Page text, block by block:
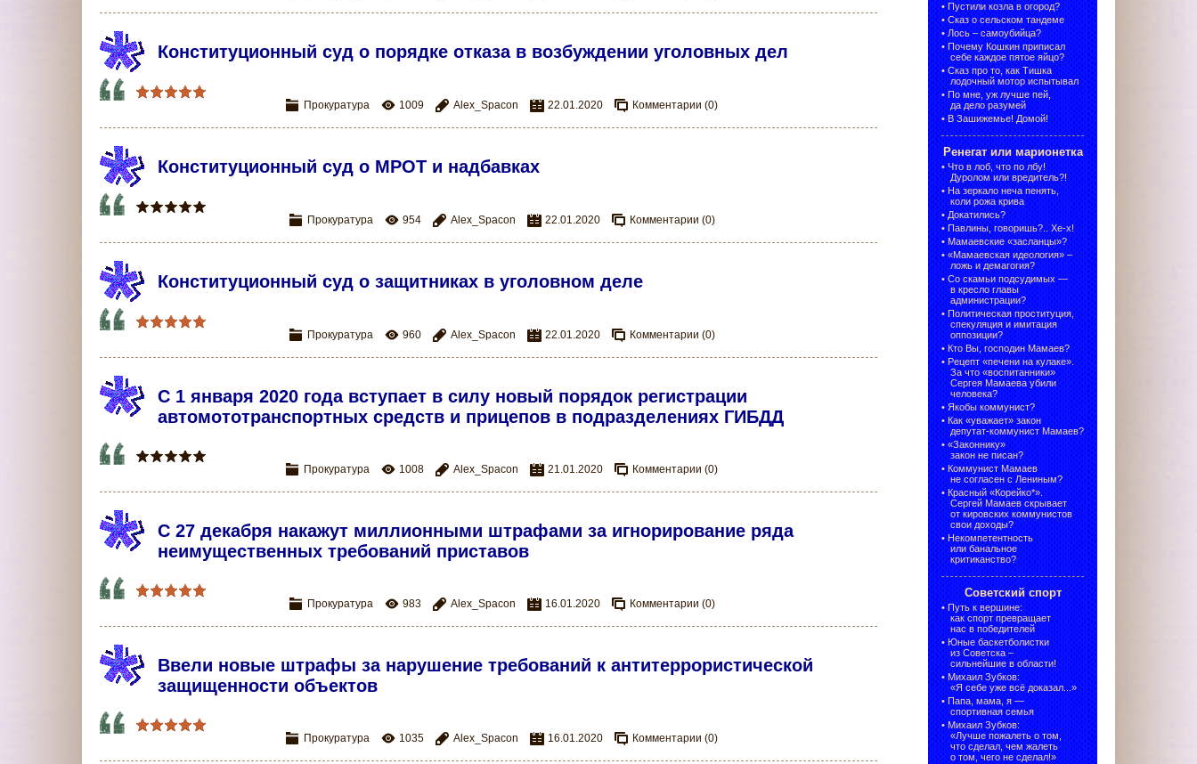
Конституционный суд о порядке отказа в возбуждении уголовных дел
Прокуратура 1009 Alex_Spacon 22.01.2020 Комментарии (0)
Конституционный суд о МРОТ и надбавках
Прокуратура 954 Alex_Spacon 22.01.2020 Комментарии (0)
Конституционный суд о защитниках в уголовном деле
Прокуратура 960 Alex_Spacon 22.01.2020 Комментарии (0)
С 1 января 2020 года вступает в силу новый порядок регистрации
автомототранспортных средств и прицепов в подразделениях ГИБДД
Прокуратура 1008 Alex_Spacon 21.01.2020 Комментарии (0)
С 27 декабря накажут миллионными штрафами за игнорирование ряда
неимущественных требований приставов
Прокуратура 983 Alex_Spacon 16.01.2020 Комментарии (0)
Ввели новые штрафы за нарушение требований к антитеррористической
защищенности объектов
Прокуратура 1035 Alex_Spacon 16.01.2020 Комментарии (0)
• Пустили козла в огород?
• Сказ о сельском тандеме
• Лось – самоубийца?
• Почему Кошкин приписал
себе каждое пятое яйцо?
• Сказ про то, как Тишка
лодочный мотор испытывал
• По мне, уж лучше пей,
да дело разумей
• В Зашижемье! Домой!
Ренегат или марионетка
• Что в лоб, что по лбу!
Дуролом или вредитель?!
• На зеркало неча пенять,
коли рожа крива
• Докатились?
• Павлины, говоришь?.. Хе-х!
• Мамаевские «засланцы»?
• «Мамаевская идеология» –
ложь и демагогия?
• Со скамьи подсудимых —
в кресло главы
администрации?
• Политическая проституция,
спекуляция и имитация
оппозиции?
• Кто Вы, господин Мамаев?
• Рецепт «печени на кулаке».
За что «воспитанники»
Сергея Мамаева убили
человека?
• Якобы коммунист?
• Как «уважает» закон
депутат-коммунист Мамаев?
• «Законнику»
закон не писан?
• Коммунист Мамаев
не согласен с Лениным?
• Красный «Корейко*».
Сергей Мамаев скрывает
от кировских коммунистов
свои доходы?
• Некомпетентность
или банальное
критиканство?
Советский спорт
• Путь к вершине:
как спорт превращает
нас в победителей
• Юные баскетболистки
из Советска –
сильнейшие в области!
• Михаил Зубков:
«Я себе уже всё доказал...»
• Папа, мама, я —
спортивная семья
• Михаил Зубков:
«Лучше пожалеть о том,
что сделал, чем жалеть
о том, чего не сделал!»